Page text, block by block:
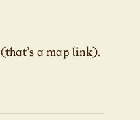
(that’s a map link).